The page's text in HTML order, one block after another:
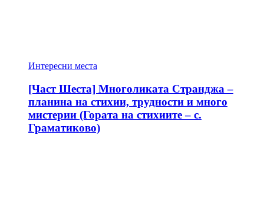
Интересни места
[Част Шеста] Многоликата Странджа –
планина на стихии, трудности и много
мистерии (Гората на стихиите – с.
Граматиково)